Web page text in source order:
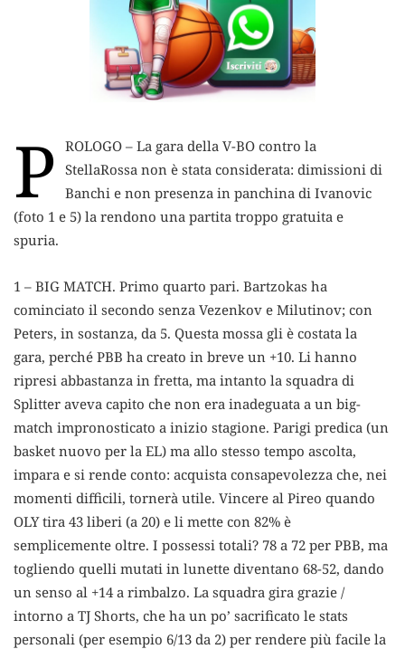
P
ROLOGO – La gara della V-BO contro la
StellaRossa non è stata considerata: dimissioni di
Banchi e non presenza in panchina di Ivanovic
(foto 1 e 5) la rendono una partita troppo gratuita e
spuria.
1 – BIG MATCH. Primo quarto pari. Bartzokas ha
cominciato il secondo senza Vezenkov e Milutinov; con
Peters, in sostanza, da 5. Questa mossa gli è costata la
gara, perché PBB ha creato in breve un +10. Li hanno
ripresi abbastanza in fretta, ma intanto la squadra di
Splitter aveva capito che non era inadeguata a un big-
match impronosticato a inizio stagione. Parigi predica (un
basket nuovo per la EL) ma allo stesso tempo ascolta,
impara e si rende conto: acquista consapevolezza che, nei
momenti difficili, tornerà utile. Vincere al Pireo quando
OLY tira 43 liberi (a 20) e li mette con 82% è
semplicemente oltre. I possessi totali? 78 a 72 per PBB, ma
togliendo quelli mutati in lunette diventano 68-52, dando
un senso al +14 a rimbalzo. La squadra gira grazie /
intorno a TJ Shorts, che ha un po’ sacrificato le stats
personali (per esempio 6/13 da 2) per rendere più facile la